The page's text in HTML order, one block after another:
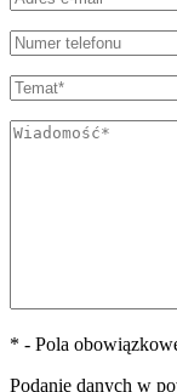
* - Pola
Podanie danych w